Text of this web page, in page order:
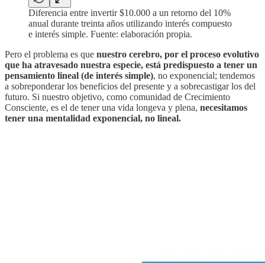
Diferencia entre invertir $10.000 a un retorno del 10%
anual durante treinta años utilizando interés compuesto
e interés simple. Fuente: elaboración propia.
Pero el problema es que nuestro cerebro, por el proceso evolutivo
que ha atravesado nuestra especie, está predispuesto a tener un
pensamiento lineal (de interés simple), no exponencial; tendemos
a sobreponderar los beneficios del presente y a sobrecastigar los del
futuro. Si nuestro objetivo, como comunidad de Crecimiento
Consciente, es el de tener una vida longeva y plena, necesitamos
tener una mentalidad exponencial, no lineal.